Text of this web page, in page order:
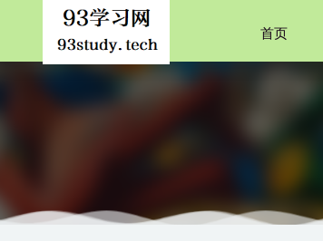
首页